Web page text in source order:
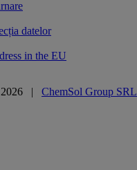
datelor
in the EU
2026 | ChemSol Group SRL